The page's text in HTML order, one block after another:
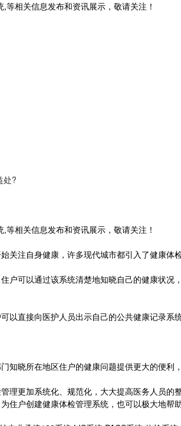
,等相关信息发布和资讯展示，敬请关注！
处?
,等相关信息发布和资讯展示，敬请关注！
注自身健康，许多现代城市都引入了健康体
可以通过该系统清楚地知晓自己的健康状况
直接向医护人员出示自己的公共健康记录系
晓所在地区住户的健康问题提供更大的便利
更加系统化、规范化，大大提高医务人员的
户创建健康体检管理系统，也可以极大地帮